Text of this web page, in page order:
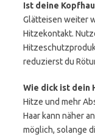
Ist deine
Glätteisen weiter
Hitzekontakt.
reduzierst du
Wie dick ist dein
Hitze und mehr
Haar kann näher
möglich, solange